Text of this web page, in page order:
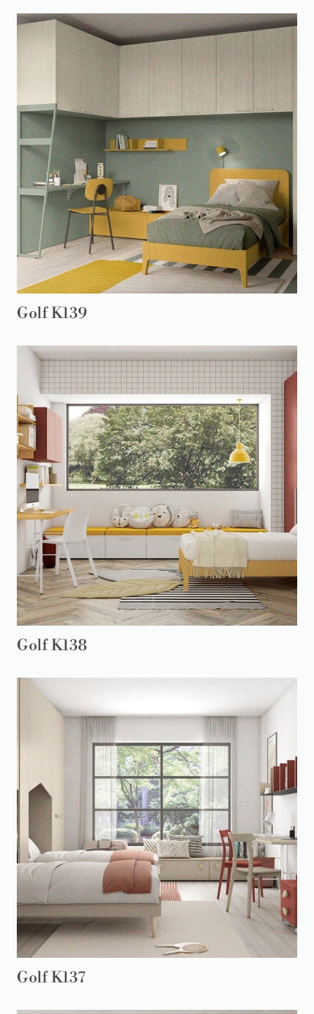
Golf K139
Golf K138
Golf K137